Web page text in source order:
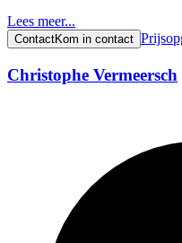
Lees meer...
ContactKom in contact
Christophe Vermeersch